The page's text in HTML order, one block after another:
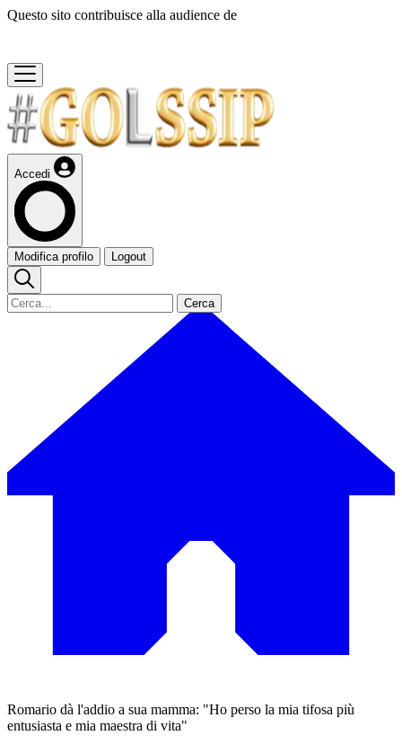
Questo sito contribuisce alla audience de
Accedi
Modifica profilo Logout
Cerca
Romario dà l'addio a sua mamma: "Ho perso la mia tifosa più
entusiasta e mia maestra di vita"